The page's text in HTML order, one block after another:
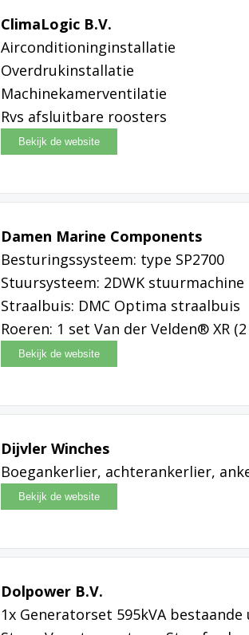
ClimaLogic B.V.
Airconditioninginstallatie
Overdrukinstallatie
Machinekamerventilatie
Rvs afsluitbare roosters
Damen Marine Components
Besturingssysteem: type SP2700
Stuursysteem: 2DWK stuurmachine
Straalbuis: DMC Optima straalbuis
Roeren: 1 set Van der Velden® XR
Dijvler Winches
Boegankerlier, achterankerlier,
Dolpower B.V.
1x Generatorset 595kVA